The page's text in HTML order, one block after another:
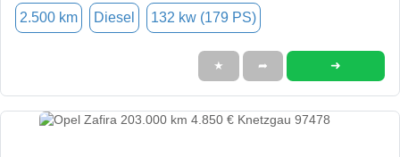
2.500 km Diesel 132 kw (179 PS)
★ ➦ ➜